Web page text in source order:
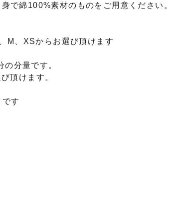
で綿100%素材のものをご用意ください。
M、XSからお選び頂けます
分量です。
頂けます。
す